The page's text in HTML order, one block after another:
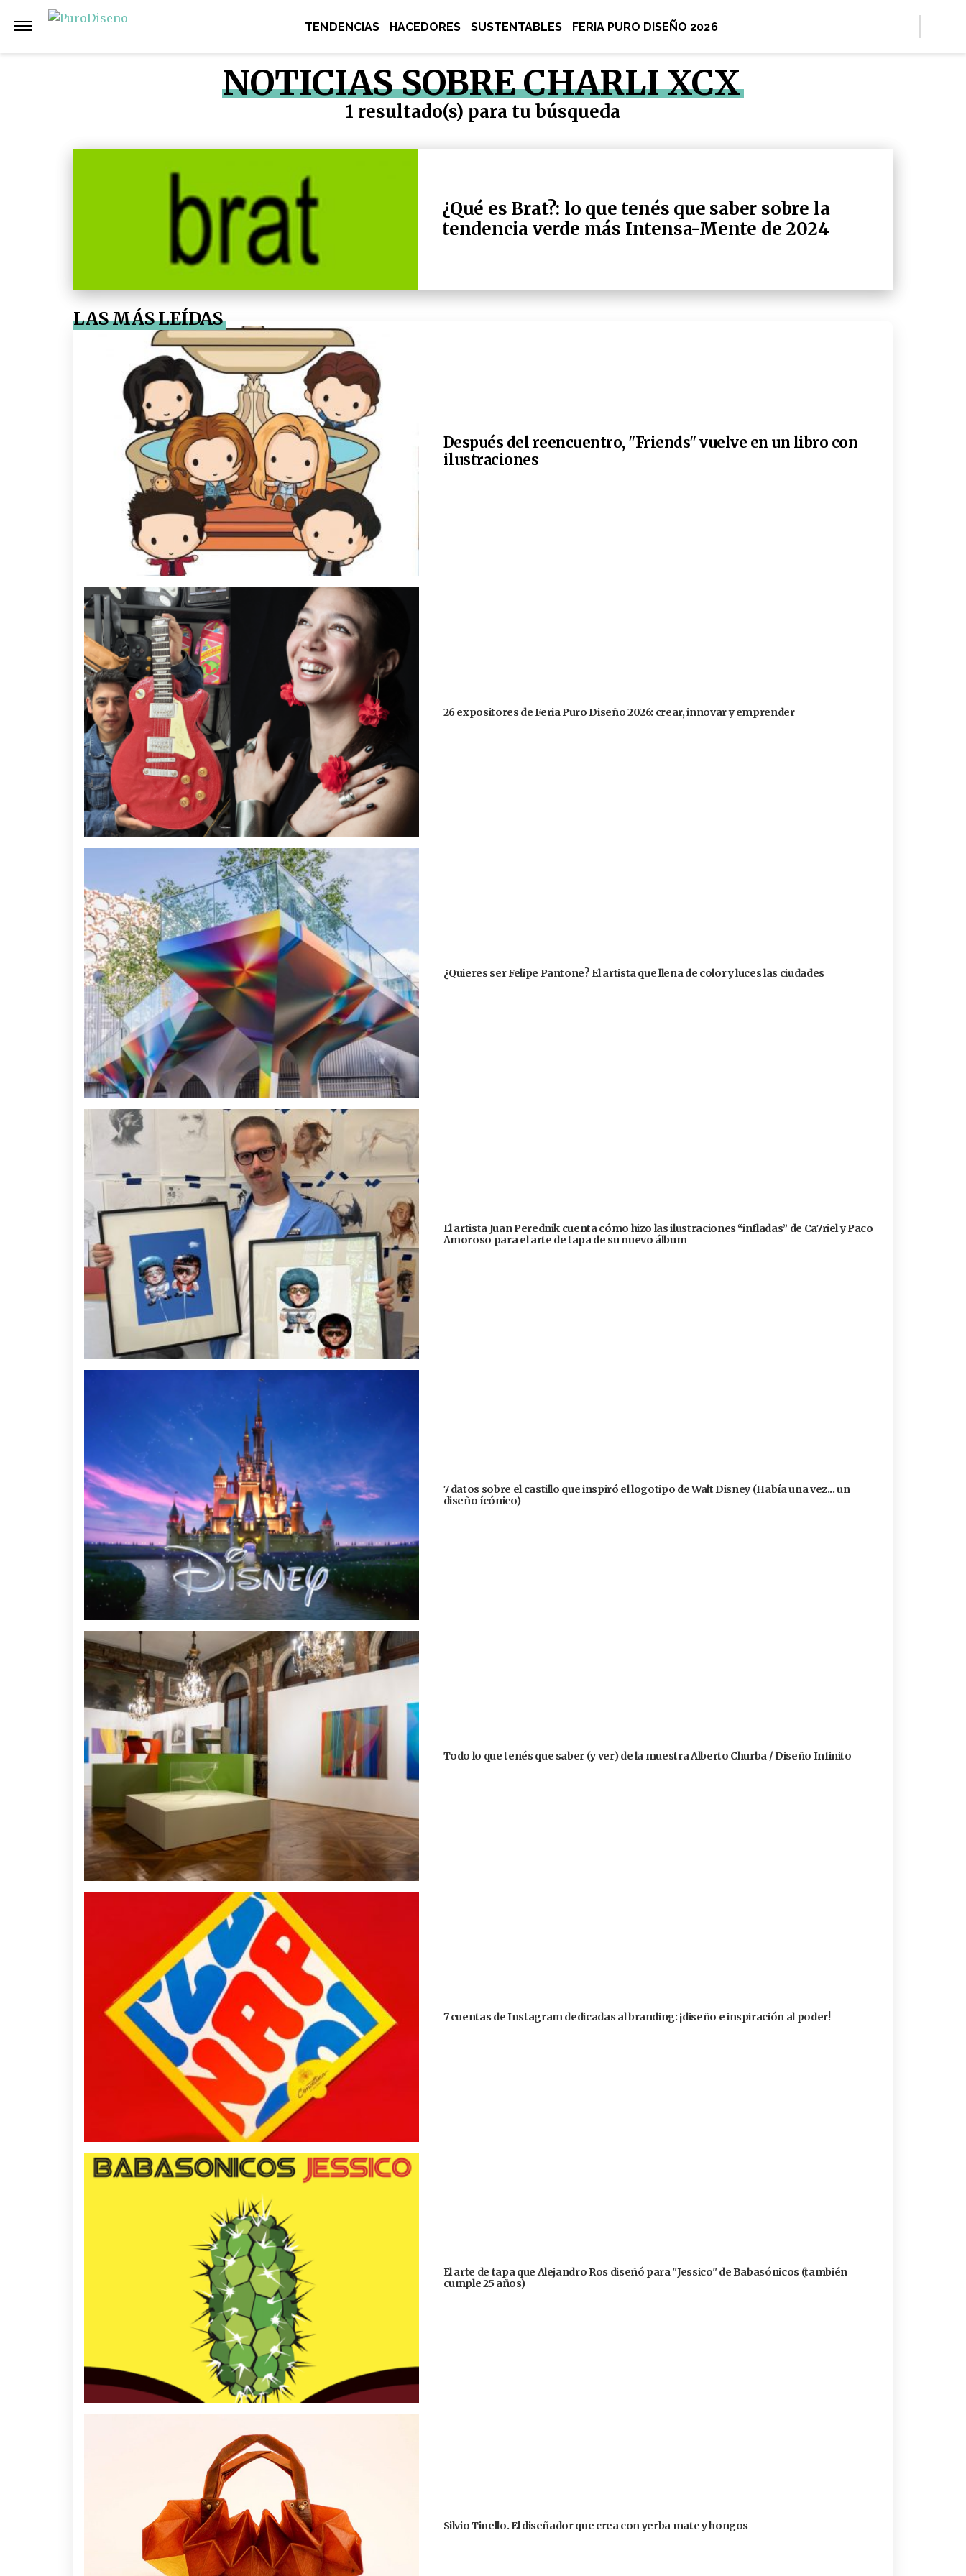
TENDENCIAS HACEDORES SUSTENTABLES FERIA PURO DISEÑO 2026
NOTICIAS SOBRE CHARLI XCX
1 resultado(s) para tu búsqueda
¿Qué es Brat?: lo que tenés que saber sobre la
tendencia verde más Intensa-Mente de 2024
LAS MÁS LEÍDAS
Después del reencuentro, "Friends" vuelve en un libro con
ilustraciones
26 expositores de Feria Puro Diseño 2026: crear, innovar y emprender
¿Quieres ser Felipe Pantone? El artista que llena de color y luces las ciudades
El artista Juan Perednik cuenta cómo hizo las ilustraciones “infladas” de Ca7riel y Paco
Amoroso para el arte de tapa de su nuevo álbum
7 datos sobre el castillo que inspiró el logotipo de Walt Disney (Había una vez... un
diseño ícónico)
Todo lo que tenés que saber (y ver) de la muestra Alberto Churba / Diseño Infinito
7 cuentas de Instagram dedicadas al branding: ¡diseño e inspiración al poder!
El arte de tapa que Alejandro Ros diseñó para "Jessico" de Babasónicos (también
cumple 25 años)
Silvio Tinello. El diseñador que crea con yerba mate y hongos